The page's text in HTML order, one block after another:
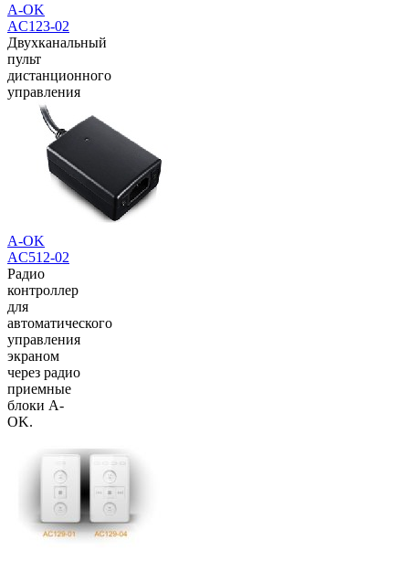
A-OK
AC123-02
Двухканальный
пульт
дистанционного
управления
A-OK
AC512-02
Радио
контроллер
для
автоматического
управления
экраном
через радио
приемные
блоки A-
OK.